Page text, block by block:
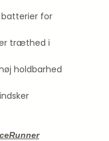
batterier for
træthed i
holdbarhed